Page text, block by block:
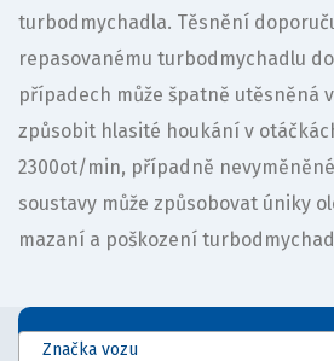
turbodmychadla. Těsnění
repasovanému turbodmychadlu
případech může špatně utěsněná
způsobit hlasité houkání v
2300ot/min, případně
soustavy může způsobovat úniky
mazaní a poškození
Značka vozu